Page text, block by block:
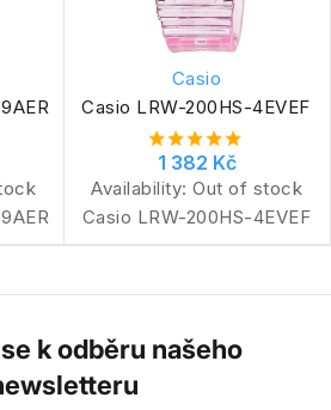
Casio
Casio LRW-200HS-4EVEF
1 382 Kč
Availability: Out of stock
Casio LRW-200HS-4EVEF
k odběru našeho